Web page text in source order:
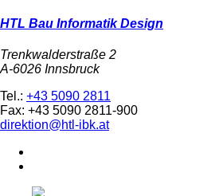
HTL Bau Informatik Design
Trenkwalderstraße 2
A-6026 Innsbruck
Tel.: +43 5090 2811
Fax: +43 5090 2811-900
direktion@htl-ibk.at